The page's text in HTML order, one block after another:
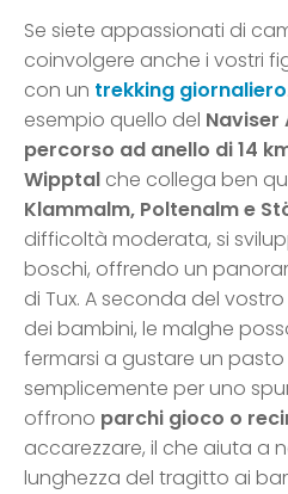
Se siete appassionati di
coinvolgere anche i vostri
con un trekking giornaliero
esempio quello del Naviser
percorso ad anello di 14
Wipptal che collega ben
Klammalm, Poltenalm e
difficoltà moderata, si
boschi, offrendo un
di Tux. A seconda del
dei bambini, le malghe
fermarsi a gustare un
semplicemente per uno
offrono parchi gioco o
accarezzare, il che aiuta a
lunghezza del tragitto ai